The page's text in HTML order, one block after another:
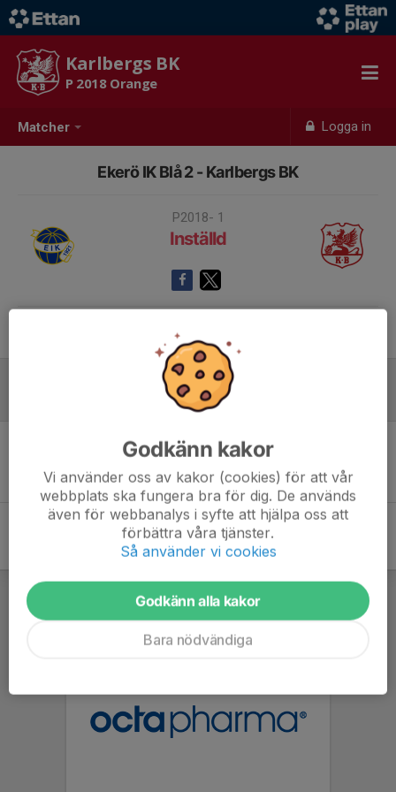
Matcher Logga in
Karlbergs BK
P 2018 Orange
Ekerö IK Blå 2 - Karlbergs BK
P2018- 1
Inställd
Samling 11:30
Inget skrivet
Godkänn kakor
Vi använder oss av kakor (cookies) för att vår
webbplats ska fungera bra för dig. De används
även för webbanalys i syfte att hjälpa oss att
förbättra våra tjänster.
Så använder vi cookies
Godkänn alla kakor
Bara nödvändiga